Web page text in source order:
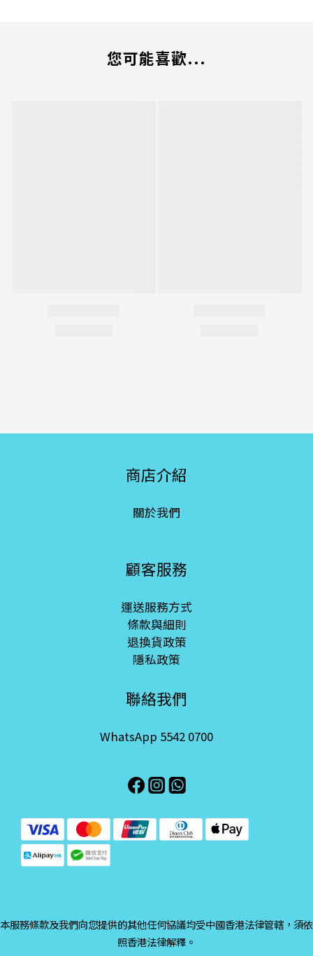
您可能喜歡...
商店介紹
關於我們
顧客服務
運送服務方式
條款與細則
退換貨政策
隱私政策
聯絡我們
WhatsApp 5542 0700
本服務條款及我們向您提供的其他任何協議均受中國香港法律管轄，須依
照香港法律解釋。